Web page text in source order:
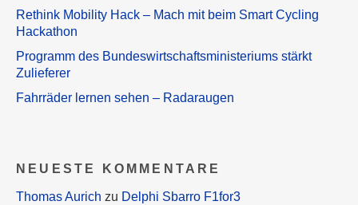
Rethink Mobility Hack – Mach mit beim Smart Cycling
Hackathon
Programm des Bundeswirtschaftsministeriums stärkt
Zulieferer
Fahrräder lernen sehen – Radaraugen
NEUESTE KOMMENTARE
Thomas Aurich zu Delphi Sbarro F1for3